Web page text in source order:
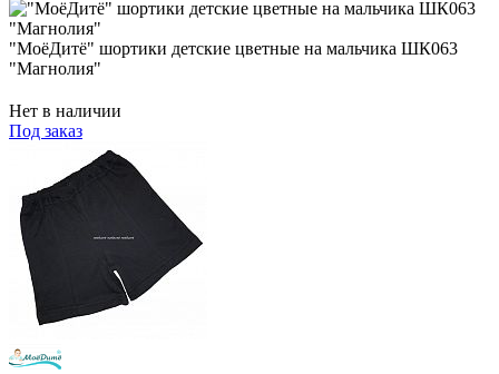
"МоёДитё" шортики детские цветные на мальчика ШК063
"Магнолия"
Нет в наличии
Под заказ